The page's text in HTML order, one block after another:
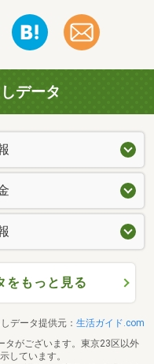
データ
をもっと見る
データ提供元： 生活ガイド.com
タがございます。東京23区以外
しています。